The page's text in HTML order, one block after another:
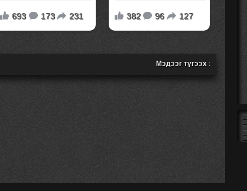
Мэдээг түгээх :